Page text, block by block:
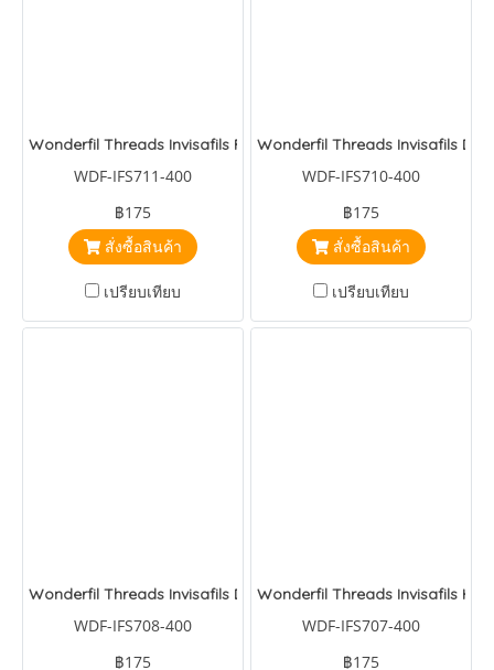
Wonderfil Threads Invisafils Pure Orange
WDF-IFS711-400
฿175
สั่งซื้อสินค้า
เปรียบเทียบ
Wonderfil Threads Invisafils
WDF-IFS710-400
฿175
สั่งซื้อสินค้า
เปรียบเทียบ
Wonderfil Threads Invisafils Deep Pansy Purple
WDF-IFS708-400
฿175
Wonderfil Threads Invisafils
WDF-IFS707-400
฿175